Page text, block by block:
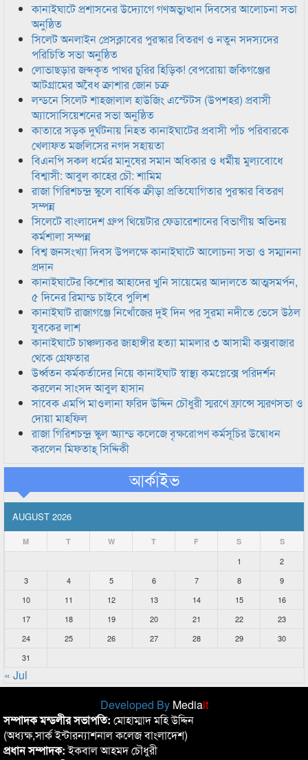
কানাইঘাটে প্রশাসনের উদ্যোগে গণঅভ্যুত্থান দিবসের আলোচনা সভা
অনুষ্ঠিত
সিলেট অনলাইন প্রেসক্লাবের পুরস্কার বিতরণ ও নতুন সদস্যদের
পরিচিতি সভা অনুষ্ঠিত
লোভাছড়ার জব্দকৃত পাথর চুরির হিড়িক! বেপরোয়া জকিগঞ্জের
আটগ্রামের অবৈধ ক্রাশার জোন চক্র
লন্ডনে সিলেট শাহজালাল হাউজিং এস্টেটস (উপশহর) প্রবাসী
অ্যাসোসিয়েশনের সভা অনুষ্ঠিত
কাতারে সড়ক দুর্ঘটনায় নিহত কানাইঘাটের প্রবাসী পাঁচ পরিবারকে
খেলাফত মজলিসের নগদ সহায়তা
বিএনপি সকল ধর্মের মানুষের সমান অধিকার ও ধর্মীয় মুল্যবোধে
বিশ্বাসী: আবুল কাহের চৌ: শামিম
রাজা গিরিশচন্দ্র স্কুলে বার্ষিক ক্রীড়া প্রতিযোগিতার পুরস্কার বিতরণ
সম্পন্ন
সিলেটে বাংলাদেশ গ্রুপ থিয়েটার ফেডারেশানের বিভাগীয় অভিনয়
কর্মশালা সম্পন্ন
বিশ্ব জনসংখ্যা দিবস উপলক্ষে কানাইঘাটে আলোচনা সভা ও সম্মাননা
প্রদান
কানাইঘাটের কিশোর আহাদের খুনি সায়েমের আদালতে আত্মসমর্পন,
৫ দিনের রিমান্ড চাইবে পুলিশ
কানাইঘাট রাজাগঞ্জে নিখোঁজের দুই দিন পর সুরমা নদীতে ভেসে উঠল
যুবকের লাশ
কানাইঘাটে চাঞ্চল্যকর জাহাঙ্গীর হত্যা মামলার ৩ আসামী কক্সবাজার
থেকে গ্রেফতার
উর্ধ্বতন কর্মকর্তাদের নিয়ে কানাইঘাট স্বাস্থ্য কমপ্লেক্সে পরিদর্শন
করলেন সাংসদ আবুল হাসান
সাবেক এমপি মাওলানা ফরিদ উদ্দিন চৌধুরী স্মরণে ফ্রান্সে স্মরণসভা ও
দোয়া মাহফিল
রাজা গিরিশচন্দ্র স্কুল অ্যান্ড কলেজে বৃক্ষরোপণ কর্মসূচির উদ্বোধন
করলেন মিফতাহ্ সিদ্দিকী
আর্কাইভ
AUGUST 2026
M T W T F S S
1
2
3
4 5 6 7 8
9
10
11 12 13 14 15
16
17
18 19 20 21 22
23
24
25 26 27 28 29
30
31
« Jul
Developed By Mediait
সম্পাদক মন্ডলীর সভাপতি: মোহাম্মাদ মহি উদ্দিন
(অধ্যক্ষ,সার্ক ইন্টারন্যাশনাল কলেজ বাংলাদেশ)
প্রধান সম্পাদক:ইকবাল আহমদ চৌধুরী